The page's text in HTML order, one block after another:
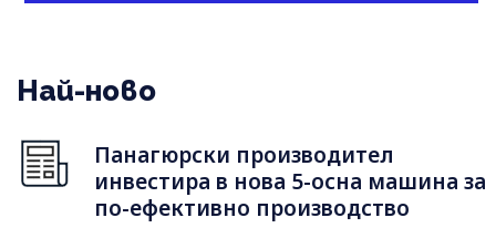
Най-ново
Панагюрски производител
инвестира в нова 5-осна машина за
по-ефективно производство